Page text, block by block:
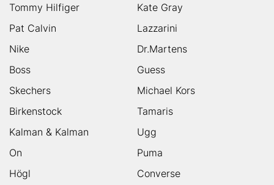
Tommy Hilfiger
Kate Gray
Pat Calvin
Lazzarini
Nike
Dr.Martens
Boss
Guess
Skechers
Michael Kors
Birkenstock
Tamaris
Kalman & Kalman
Ugg
On
Puma
Högl
Converse